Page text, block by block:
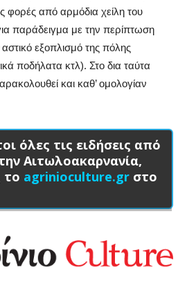
φορές από αρμόδια χείλη του
παράδειγμα με την περίπτωση
εξοπλισμό της πόλης
ποδήλατα κτλ). Στο δια ταύτα
και καθ’ ομολογίαν
όλες τις ειδήσεις από
Αιτωλοακαρνανία,
το agrinioculture.gr στο